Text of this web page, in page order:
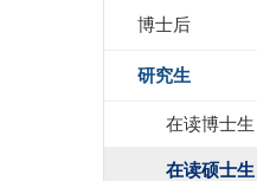
博士后
研究生
在读博士生
在读硕士生